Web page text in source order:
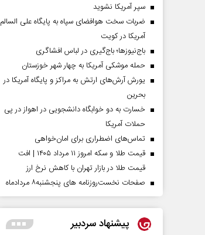
سپر آمریکا نشوید
ضربات سخت هوافضای سپاه به پایگاه علی السالم
آمریکا در کویت
باج‌نیوزها؛ باج‌گیری در لباس افشاگری
حمله موشکی آمریکا به چهار شهر خوزستان
یورش آرش‌های ارتش به مراکز و پایگاه‌ آمریکا در
بحرین
خسارت به دو خوابگاه دانشجویی در اهواز در پی
حملات آمریکا
تماس‌های اضطراری برای امان‌‌خواهی
قیمت طلا و سکه امروز ۱۱ مرداد ۱۴۰۵ | افت
قیمت طلا در بازار تهران با کاهش نرخ ارز
صفحات نخست‌روزنامه ها‌ی پنجشنبه‌۸ مردادماه
پیشنهاد سردبیر